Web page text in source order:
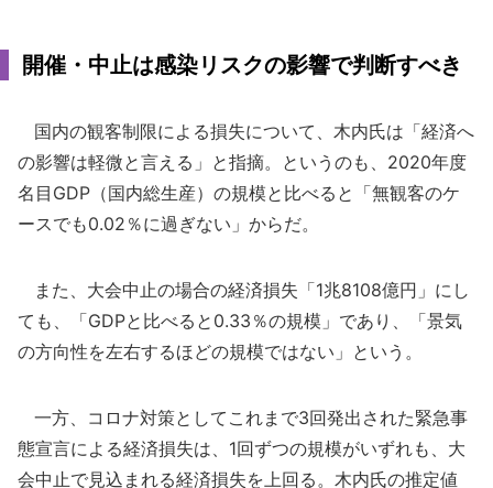
開催・中止は感染リスクの影響で判断すべき
国内の観客制限による損失について、木内氏は「経済へ
の影響は軽微と言える」と指摘。というのも、2020年度
名目GDP（国内総生産）の規模と比べると「無観客のケ
ースでも0.02％に過ぎない」からだ。
また、大会中止の場合の経済損失「1兆8108億円」にし
ても、「GDPと比べると0.33％の規模」であり、「景気
の方向性を左右するほどの規模ではない」という。
一方、コロナ対策としてこれまで3回発出された緊急事
態宣言による経済損失は、1回ずつの規模がいずれも、大
会中止で見込まれる経済損失を上回る。木内氏の推定値